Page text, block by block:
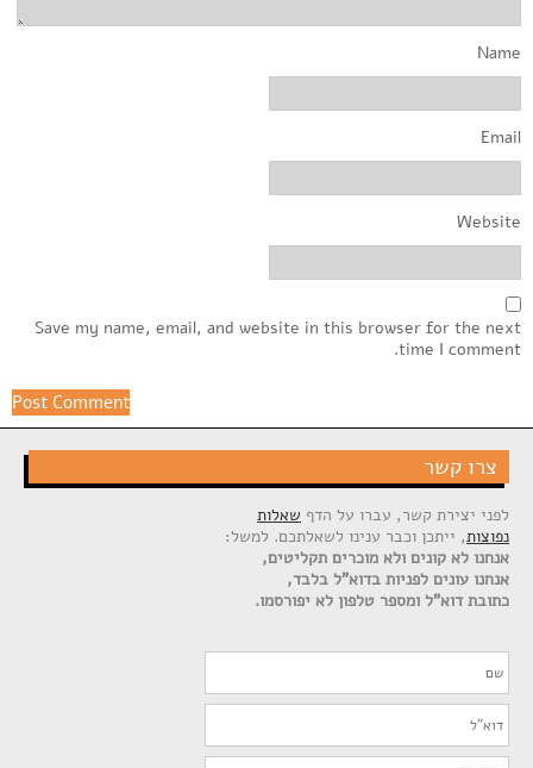
Name
Email
Website
Save my name, email, and website in this browser for the next
time I comment.
צרו קשר
לפני יצירת קשר, עברו על הדף שאלות
נפוצות, ייתכן וכבר ענינו לשאלתכם. למשל:
אנחנו לא קונים ולא מוכרים תקליטים,
אנחנו עונים לפניות בדוא"ל בלבד,
כתובת דוא"ל ומספר טלפון לא יפורסמו.